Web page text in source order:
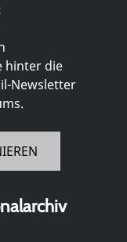
hinter die
Newsletter